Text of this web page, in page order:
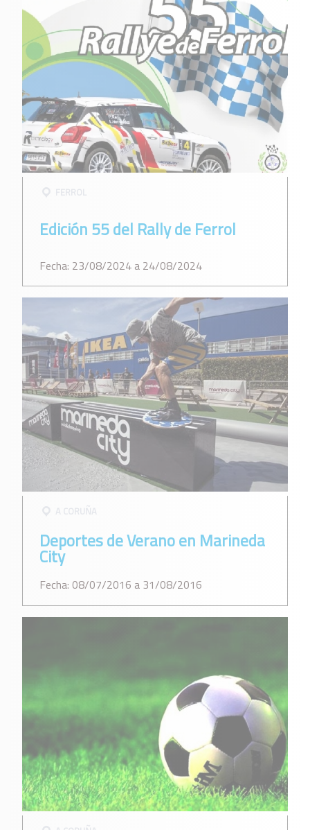
Edición 55 del Rally de Ferrol
Fecha: 23/08/2024 a 24/08/2024
A CORUÑA
Deportes de Verano en Marineda
City
Fecha: 08/07/2016 a 31/08/2016